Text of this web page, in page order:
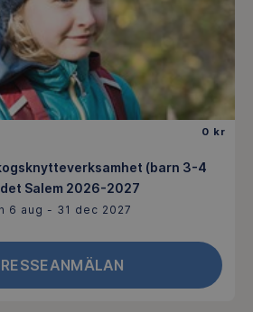
0 kr
(barn 3-4
Salem 2026-2027
6 aug - 31 dec 2027